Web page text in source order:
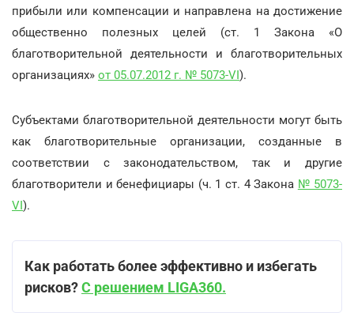
прибыли или компенсации и направлена на достижение
общественно полезных целей (ст. 1 Закона «О
благотворительной деятельности и благотворительных
организациях» от 05.07.2012 г. № 5073-VI).
Субъектами благотворительной деятельности могут быть
как благотворительные организации, созданные в
соответствии с законодательством, так и другие
благотворители и бенефициары (ч. 1 ст. 4 Закона № 5073-
VI).
Как работать более эффективно и избегать
рисков?С решением LIGA360.